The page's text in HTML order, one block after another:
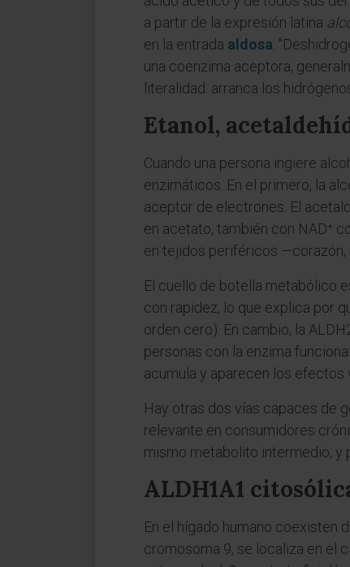
a partir de la expresión latina
en la entrada aldosa .
una coenzima aceptora,
literalidad: arranca los
Etanol,
Cuando una persona ingiere
enzimáticos. En el primero, la
aceptor de electrones. El
en acetato, también con NAD⁺
en tejidos periféricos —corazón,
El cuello de botella metabólico
con rapidez, lo que explica por
orden cero). En cambio, la
personas con la enzima
acumula y aparecen los
Hay otras dos vías capaces de
relevante en consumidores
mismo metabolito intermedio, y
ALDH1A1
En el hígado humano coexisten
cromosoma 9, se localiza en el